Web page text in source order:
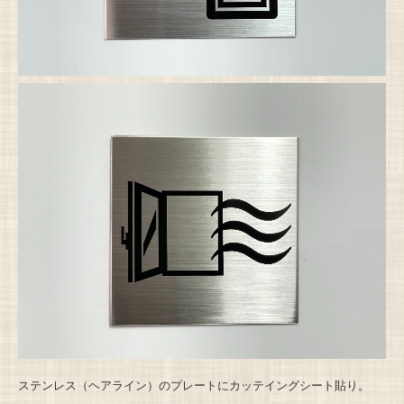
ステンレス（ヘアライン）のプレートにカッテイングシート貼り。